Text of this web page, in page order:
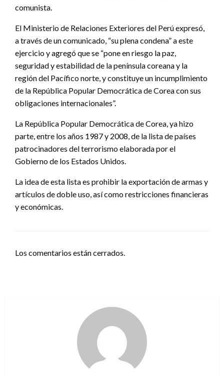
comunista.
El Ministerio de Relaciones Exteriores del Perú expresó,
a través de un comunicado, “su plena condena” a este
ejercicio y agregó que se “pone en riesgo la paz,
seguridad y estabilidad de la península coreana y la
región del Pacífico norte, y constituye un incumplimiento
de la República Popular Democrática de Corea con sus
obligaciones internacionales”.
La República Popular Democrática de Corea, ya hizo
parte, entre los años 1987 y 2008, de la lista de países
patrocinadores del terrorismo elaborada por el
Gobierno de los Estados Unidos.
La idea de esta lista es prohibir la exportación de armas y
artículos de doble uso, así como restricciones financieras
y económicas.
Los comentarios están cerrados.